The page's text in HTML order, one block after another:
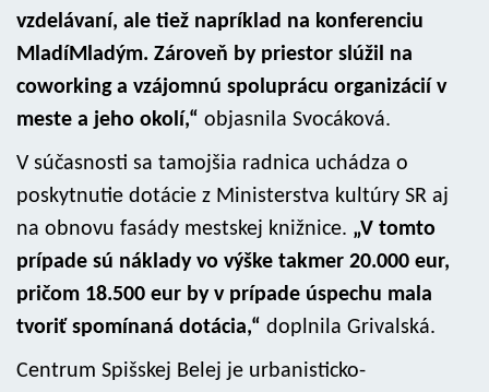
vzdelávaní, ale tiež napríklad na konferenciu
MladíMladým. Zároveň by priestor slúžil na
coworking a vzájomnú spoluprácu organizácií v
meste a jeho okolí,“ objasnila Svocáková.
V súčasnosti sa tamojšia radnica uchádza o
poskytnutie dotácie z Ministerstva kultúry SR aj
na obnovu fasády mestskej knižnice. „V tomto
prípade sú náklady vo výške takmer 20.000 eur,
pričom 18.500 eur by v prípade úspechu mala
tvoriť spomínaná dotácia,“ doplnila Grivalská.
Centrum Spišskej Belej je urbanisticko-